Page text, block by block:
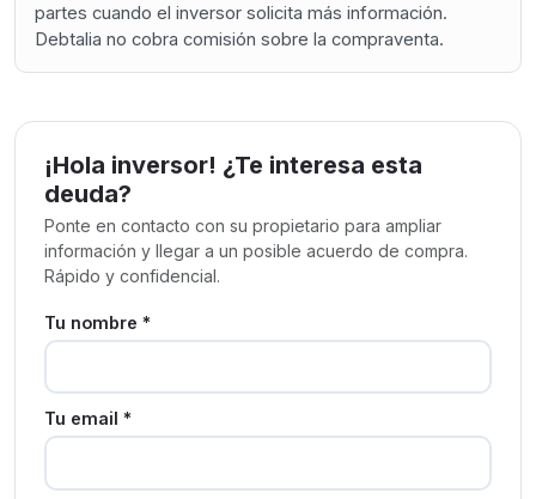
partes cuando el inversor solicita más información.
Debtalia no cobra comisión sobre la compraventa.
¡Hola inversor! ¿Te interesa esta
deuda?
Ponte en contacto con su propietario para ampliar
información y llegar a un posible acuerdo de compra.
Rápido y confidencial.
Tu nombre *
Tu email *